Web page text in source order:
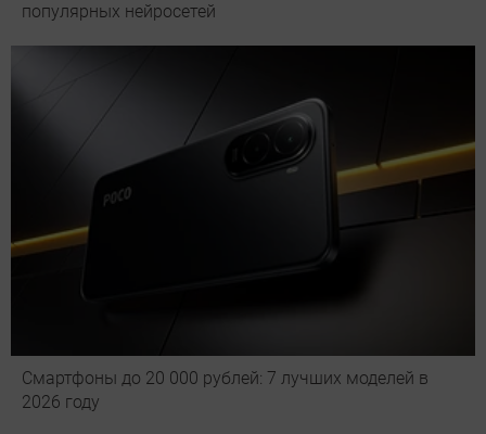
популярных нейросетей
Смартфоны до 20 000 рублей: 7 лучших моделей в
2026 году